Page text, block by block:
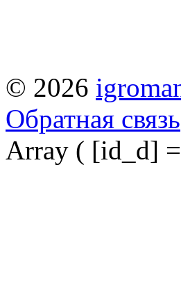
© 2026
Обратная связь
Array ( [id_d]